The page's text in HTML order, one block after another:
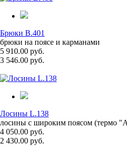
Брюки B.401
брюки на поясе и карманами
5 910.00 руб.
3 546.00 руб.
Лосины L.138
лосины с широким поясом (термо
4 050.00 руб.
2 430.00 руб.